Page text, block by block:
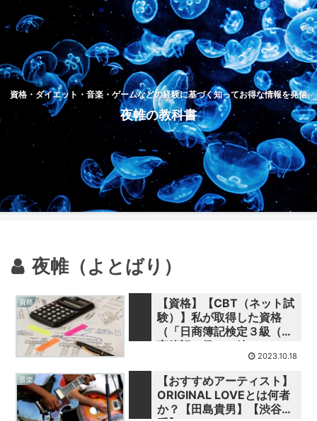
資格・ダイエット・音楽・ゲームなどの経験に基づく知ってお得な情報を発信
夜帷の教科書
夜帷（よとばり）
資格
【資格】【CBT（ネット試
験）】私が取得した資格
（「日商簿記検定３級（日
商簿記３級）」編）
2023.10.18
音楽
【おすすめアーティスト】
ORIGINAL LOVEとは何者
か？【田島貴男】【渋谷